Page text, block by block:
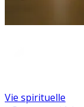
Vie spirituelle